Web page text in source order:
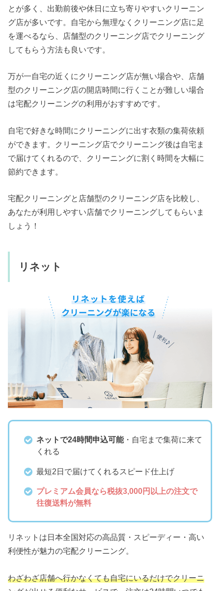
とが多く、出勤前後や休日に立ち寄りやすいクリーニン
グ店が多いです。自宅から無理なくクリーニング店に足
を運べるなら、店舗型のクリーニング店でクリーニング
してもらう方法も良いです。
万が一自宅の近くにクリーニング店が無い場合や、店舗
型のクリーニング店の開店時間に行くことが難しい場合
は宅配クリーニングの利用がおすすめです。
自宅で好きな時間にクリーニングに出す衣類の集荷依頼
ができます。クリーニング店でクリーニング後は自宅ま
で届けてくれるので、クリーニングに割く時間を大幅に
節約できます。
宅配クリーニングと店舗型のクリーニング店を比較し、
あなたが利用しやすい店舗でクリーニングしてもらいま
しょう！
リネット
ネットで24時間申込可能・自宅まで集荷に来て
くれる
最短2日で届けてくれるスピード仕上げ
プレミアム会員なら税抜3,000円以上の注文で
往復送料が無料
リネットは日本全国対応の高品質・スピーディー・高い
利便性が魅力の宅配クリーニング。
わざわざ店舗へ行かなくても自宅にいるだけでクリーニ